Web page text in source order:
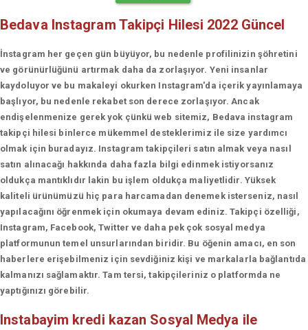
Bedava Instagram Takipçi Hilesi 2022 Güncel
İnstagram her geçen gün büyüyor, bu nedenle profilinizin şöhretini
ve görünürlüğünü artırmak daha da zorlaşıyor. Yeni insanlar
kaydoluyor ve bu makaleyi okurken Instagram'da içerik yayınlamaya
başlıyor, bu nedenle rekabet son derece zorlaşıyor. Ancak
endişelenmenize gerek yok çünkü web sitemiz, Bedava instagram
takipçi hilesi binlerce mükemmel desteklerimiz ile size yardımcı
olmak için buradayız. Instagram takipçileri satın almak veya nasıl
satın alınacağı hakkında daha fazla bilgi edinmek istiyorsanız
oldukça mantıklıdır lakin bu işlem oldukça maliyetlidir. Yüksek
kaliteli ürünümüzü hiç para harcamadan denemek isterseniz, nasıl
yapılacağını öğrenmek için okumaya devam ediniz. Takipçi özelliği,
Instagram, Facebook, Twitter ve daha pek çok sosyal medya
platformunun temel unsurlarından biridir. Bu öğenin amacı, en son
haberlere erişebilmeniz için sevdiğiniz kişi ve markalarla bağlantıda
kalmanızı sağlamaktır. Tam tersi, takipçileriniz o platformda ne
yaptığınızı görebilir.
Instabayim kredi kazan Sosyal Medya ile